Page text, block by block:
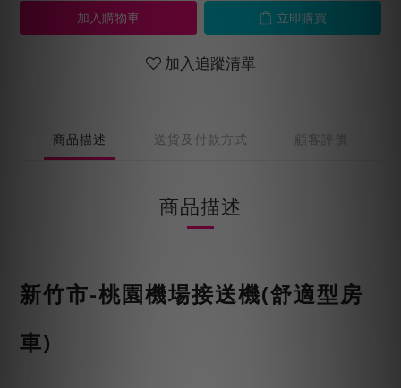
加入購物車 立即購買
加入追蹤清單
商品描述 送貨及付款方式 顧客評價
商品描述
新竹市-桃園機場接送機(舒適型房
車)